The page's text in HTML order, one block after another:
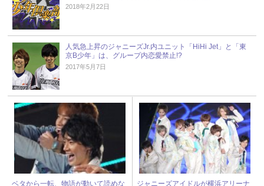
2018年2月22日
人気急上昇のジャニーズJr.内ユニット「HiHi Jet」と「東
京B少年」は、グループ内恋愛禁止!?
2017年5月7日
ベタから一転、物語が動いて読めな ジャニーズアイドルが横浜アリーナ